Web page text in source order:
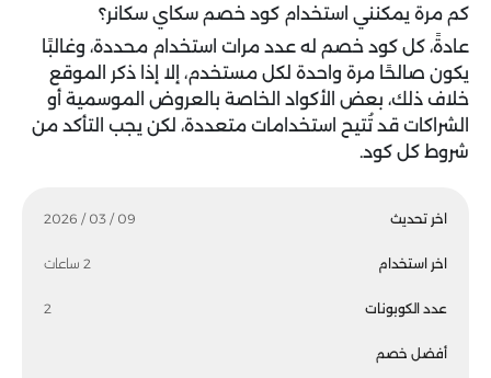
اخر تحديث 09 / 03 / 2026
اخر استخدام 2 ساعات
عدد الكوبونات 2
أفضل خصم
كم مرة يمكنني استخدام كود خصم سكاي سكانر؟
عادةً، كل كود خصم له عدد مرات استخدام محددة، وغالبًا
يكون صالحًا مرة واحدة لكل مستخدم، إلا إذا ذكر الموقع
خلاف ذلك، بعض الأكواد الخاصة بالعروض الموسمية أو
الشراكات قد تُتيح استخدامات متعددة، لكن يجب التأكد من
شروط كل كود.